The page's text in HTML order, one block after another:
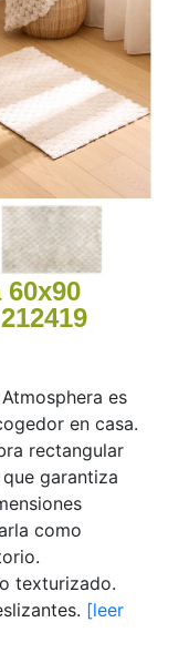
es
en casa.
rectangular
garantiza
como
texturizado.
[leer